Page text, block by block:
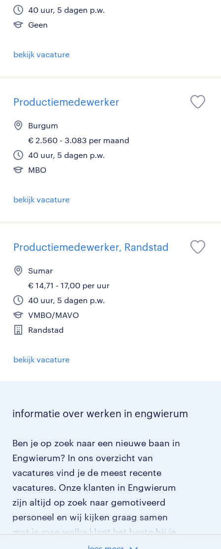
40 uur, 5 dagen p.w.
Geen
bekijk vacature
Productiemedewerker
Burgum
€ 2.560 - 3.083 per maand
40 uur, 5 dagen p.w.
MBO
bekijk vacature
Productiemedewerker, Randstad
Sumar
€ 14,71 - 17,00 per uur
40 uur, 5 dagen p.w.
VMBO/MAVO
Randstad
bekijk vacature
informatie over werken in engwierum
Ben je op zoek naar een nieuwe baan in
Engwierum? In ons overzicht van
vacatures vind je de meest recente
vacatures. Onze klanten in Engwierum
zijn altijd op zoek naar gemotiveerd
personeel en wij kijken graag samen
met je mee welke klant het beste bij je